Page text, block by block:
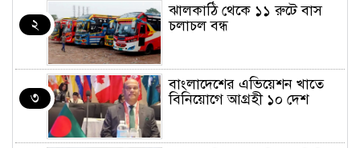
২
ঝালকাঠি থেকে ১১ রুটে বাস
চলাচল বন্ধ
৩
বাংলাদেশের এভিয়েশন খাতে
বিনিয়োগে আগ্রহী ১০ দেশ